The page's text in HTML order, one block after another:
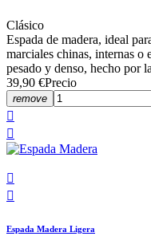
Clásico
Espada de madera, ideal
marciales chinas, internas o
pesado y denso, hecho por
39,90 €Precio
remove




Espada Madera Ligera